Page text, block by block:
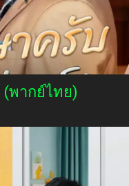
(พากย์ไทย)